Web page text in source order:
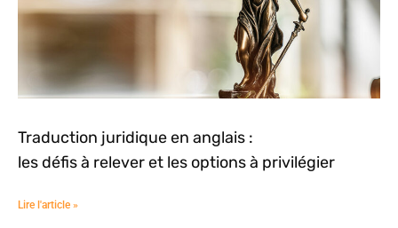
Traduction juridique en anglais :
les défis à relever et les options à privilégier
Lire l'article »